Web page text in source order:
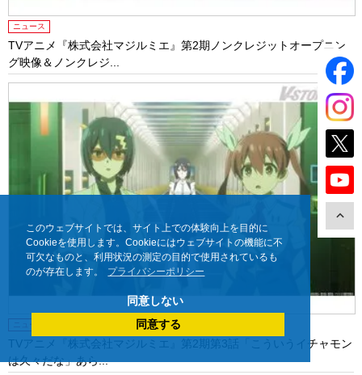
このウェブサイトでは、サイト上での体験向上を目的に
Cookieを使用します。Cookieにはウェブサイトの機能に不
可欠なものと、利用状況の測定の目的で使用されているも
のが存在します。
プライバシーポリシー
同意しない
同意する
ニュース
TVアニメ『株式会社マジルミエ』第2期ノンクレジットオープニン
グ映像＆ノンクレジ...
TVアニメ『株式会社マジルミエ』第2期第3話「こういうイチャモン
は久々だな」あら...